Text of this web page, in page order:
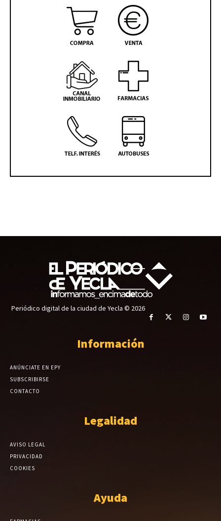
Periódico digital de la ciudad de Yecla © 2026
Información
ANÚNCIATE EN EPY
SUBSCRIBIRSE
CONTACTO
Legalidad
AVISO LEGAL
PRIVACIDAD
COOKIES
Ayuda